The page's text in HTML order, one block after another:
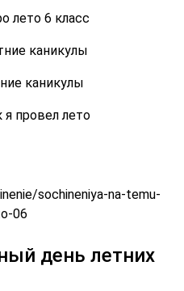
лето 6 класс
каникулы
каникулы
я провел лето
sochineniya-na-temu-
06
день летних